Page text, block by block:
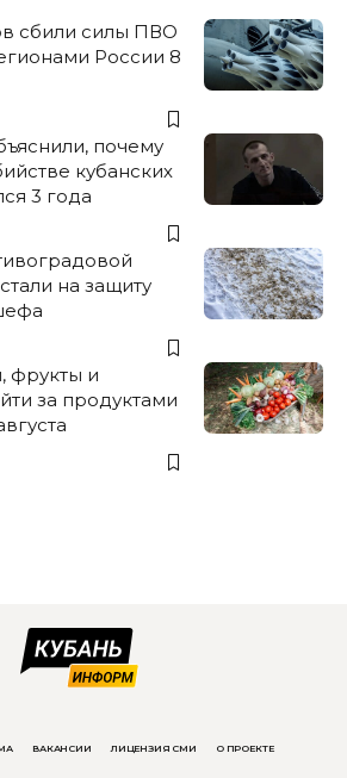
сбили силы ПВО
России 8
почему
кубанских
3 года
на защиту
фрукты и
за продуктами
ВАКАНСИИ ЛИЦЕНЗИЯ СМИ О ПРОЕКТЕ